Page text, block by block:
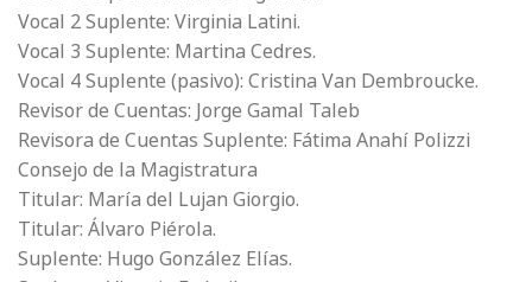
Vocal 2 Suplente: Virginia Latini.
Vocal 3 Suplente: Martina Cedres.
Vocal 4 Suplente (pasivo): Cristina Van Dembroucke.
Revisor de Cuentas: Jorge Gamal Taleb
Revisora de Cuentas Suplente: Fátima Anahí Polizzi
Consejo de la Magistratura
Titular: María del Lujan Giorgio.
Titular: Álvaro Piérola.
Suplente: Hugo González Elías.